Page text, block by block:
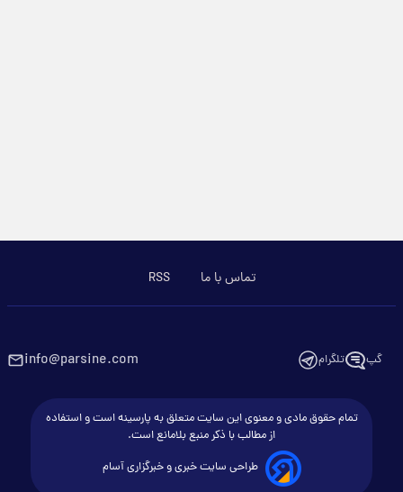
تماس با ما RSS
گپ تلگرام info@parsine.com
تمام حقوق مادی و معنوی این سایت متعلق به پارسینه است و استفاده
از مطالب با ذکر منبع بلامانع است.
طراحی سایت خبری و خبرگزاری آسام